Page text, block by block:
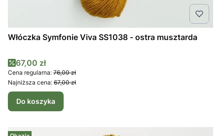
Włóczka Symfonie Viva SS1038 - ostra musztarda
Cena promocyjna
67,00 zł
Cena regularna: 76,00 zł
Najniższa cena: 67,00 zł
Do koszyka